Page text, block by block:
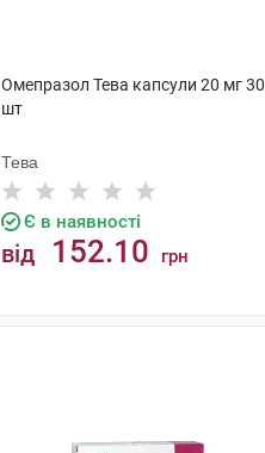
Омепразол Тева капсули 20 мг 30
шт
Тева
Є в наявності
від 152.10 грн